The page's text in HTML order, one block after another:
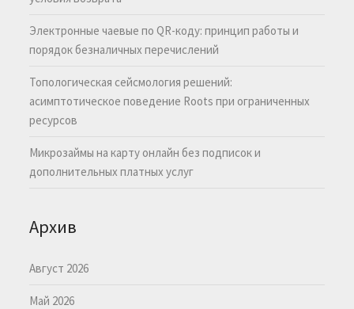
Электронные чаевые по QR-коду: принцип работы и
порядок безналичных перечислений
Топологическая сейсмология решений:
асимптотическое поведение Roots при ограниченных
ресурсов
Микрозаймы на карту онлайн без подписок и
дополнительных платных услуг
Архив
Август 2026
Май 2026